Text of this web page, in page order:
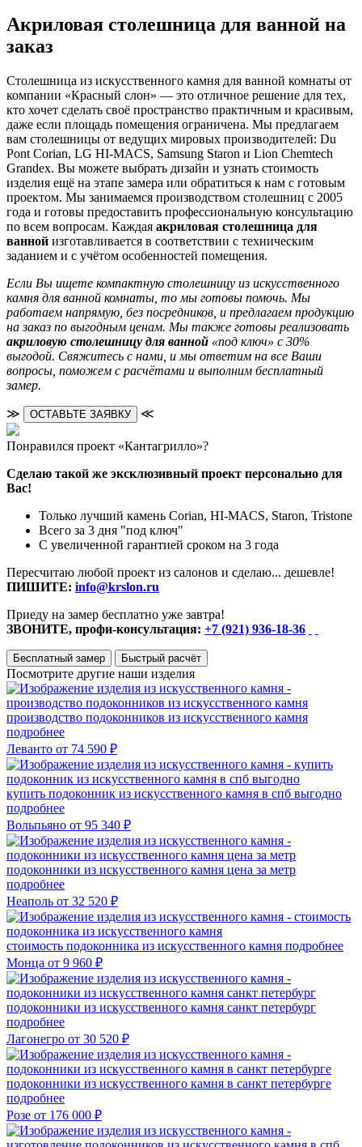
Акриловая столешница для ванной на
заказ
Столешница из искусственного камня для ванной комнаты от
компании «Красный слон» — это отличное решение для тех,
кто хочет сделать своё пространство практичным и красивым,
даже если площадь помещения ограничена. Мы предлагаем
вам столешницы от ведущих мировых производителей: Du
Pont Corian, LG HI-MACS, Samsung Staron и Lion Chemtech
Grandex. Вы можете выбрать дизайн и узнать стоимость
изделия ещё на этапе замера или обратиться к нам с готовым
проектом. Мы занимаемся производством столешниц с 2005
года и готовы предоставить профессиональную консультацию
по всем вопросам. Каждая акриловая столешница для
ванной изготавливается в соответствии с техническим
заданием и с учётом особенностей помещения.
Если Вы ищете компактную столешницу из искусственного
камня для ванной комнаты, то мы готовы помочь. Мы
работаем напрямую, без посредников, и предлагаем продукцию
на заказ по выгодным ценам. Мы также готовы реализовать
акриловую столешницу для ванной «под ключ» с 30%
выгодой. Свяжитесь с нами, и мы ответим на все Ваши
вопросы, поможем с расчётами и выполним бесплатный
замер.
≫ ОСТАВЬТЕ ЗАЯВКУ ≪
Понравился проект «Кантагрилло»?
Сделаю такой же эксклюзивный проект персонально для
Вас!
Только лучший камень Corian, HI-MACS, Staron, Tristone
Всего за 3 дня "под ключ"
С увеличенной гарантией сроком на 3 года
Пересчитаю любой проект из салонов и сделаю... дешевле!
ПИШИТЕ: info@krslon.ru
Приеду на замер бесплатно уже завтра!
ЗВОНИТЕ, профи-консультация: +7 (921) 936-18-36
Бесплатный замер Быстрый расчёт
Посмотрите другие наши изделия
производство подоконников из искусственного камня
подробнее
Леванто от 74 590 ₽
купить подоконник из искусственного камня в спб выгодно
подробнее
Вольпьяно от 95 340 ₽
подоконники из искусственного камня цена за метр
подробнее
Неаполь от 32 520 ₽
стоимость подоконника из искусственного камня подробнее
Монца от 9 960 ₽
подоконники из искусственного камня санкт петербург
подробнее
Лагонегро от 30 520 ₽
подоконники из искусственного камня в санкт петербурге
подробнее
Розе от 176 000 ₽